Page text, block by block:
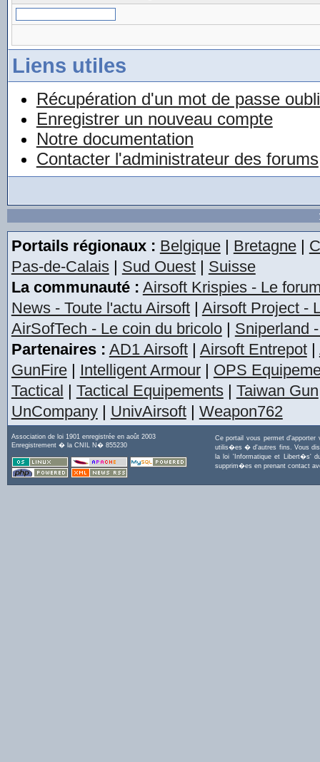
Liens utiles
Récupération d'un mot de passe
Enregistrer un nouveau compte
Notre documentation
Contacter l'administrateur des forums
Portails régionaux : Belgique| Bretagne|
Pas-de-Calais| Sud Ouest| Suisse
La communauté : Airsoft Krispies - Le
News - Toute l'actu Airsoft| Airsoft Project -
AirSofTech - Le coin du bricolo| Sniperland
Partenaires : AD1 Airsoft| Airsoft Entrepot|
GunFire| Intelligent Armour| OPS
Tactical | Tactical Equipements| Taiwan Gun
UnCompany| UnivAirsoft| Weapon762
Association de loi 1901 enregistrée en août 2003
Enregistrement � la CNIL N� 855230
Ce portail vous permet
utilis�es � d'autres fins. Vous
la loi 'Informatique et Libert�s'
supprim�es en prenant contact